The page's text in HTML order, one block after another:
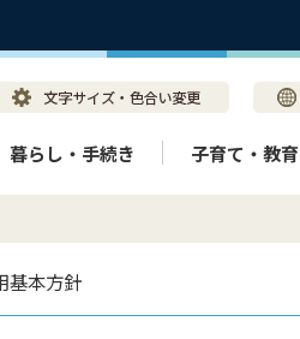
暮らし・手続き 子育て・教育
基本方針